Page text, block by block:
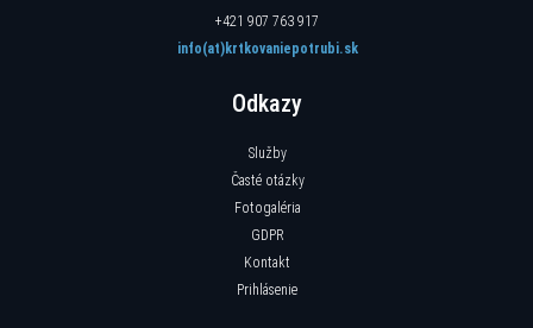
+421 907 763 917
info(at)krtkovaniepotrubi.sk
Odkazy
Služby
Časté otázky
Fotogaléria
GDPR
Kontakt
Prihlásenie